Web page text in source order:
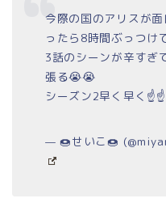
今際の国のアリスが
ったら8時間ぶっつけ
3話のシーンが辛す
張る😭😭
シーズン2早く早く☝️☝️
— 🍩せいこ🍩